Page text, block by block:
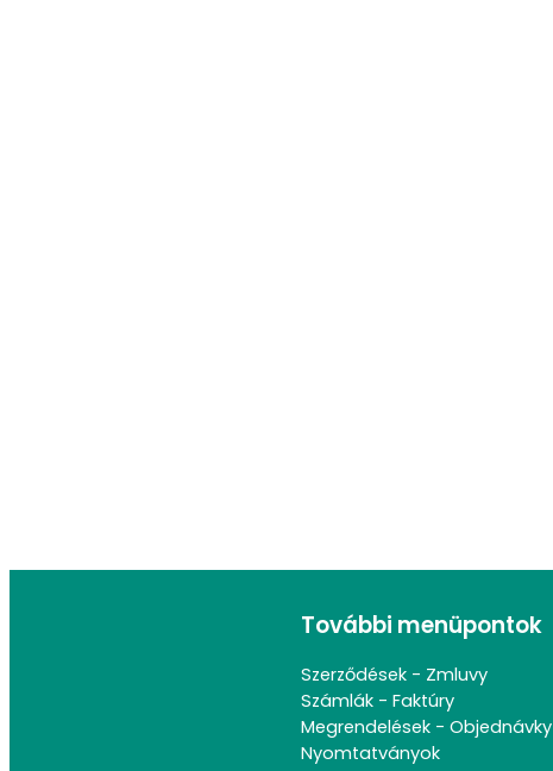
További menüpontok
Szerződések - Zmluvy
Számlák - Faktúry
Megrendelések - Objednávky
Nyomtatványok